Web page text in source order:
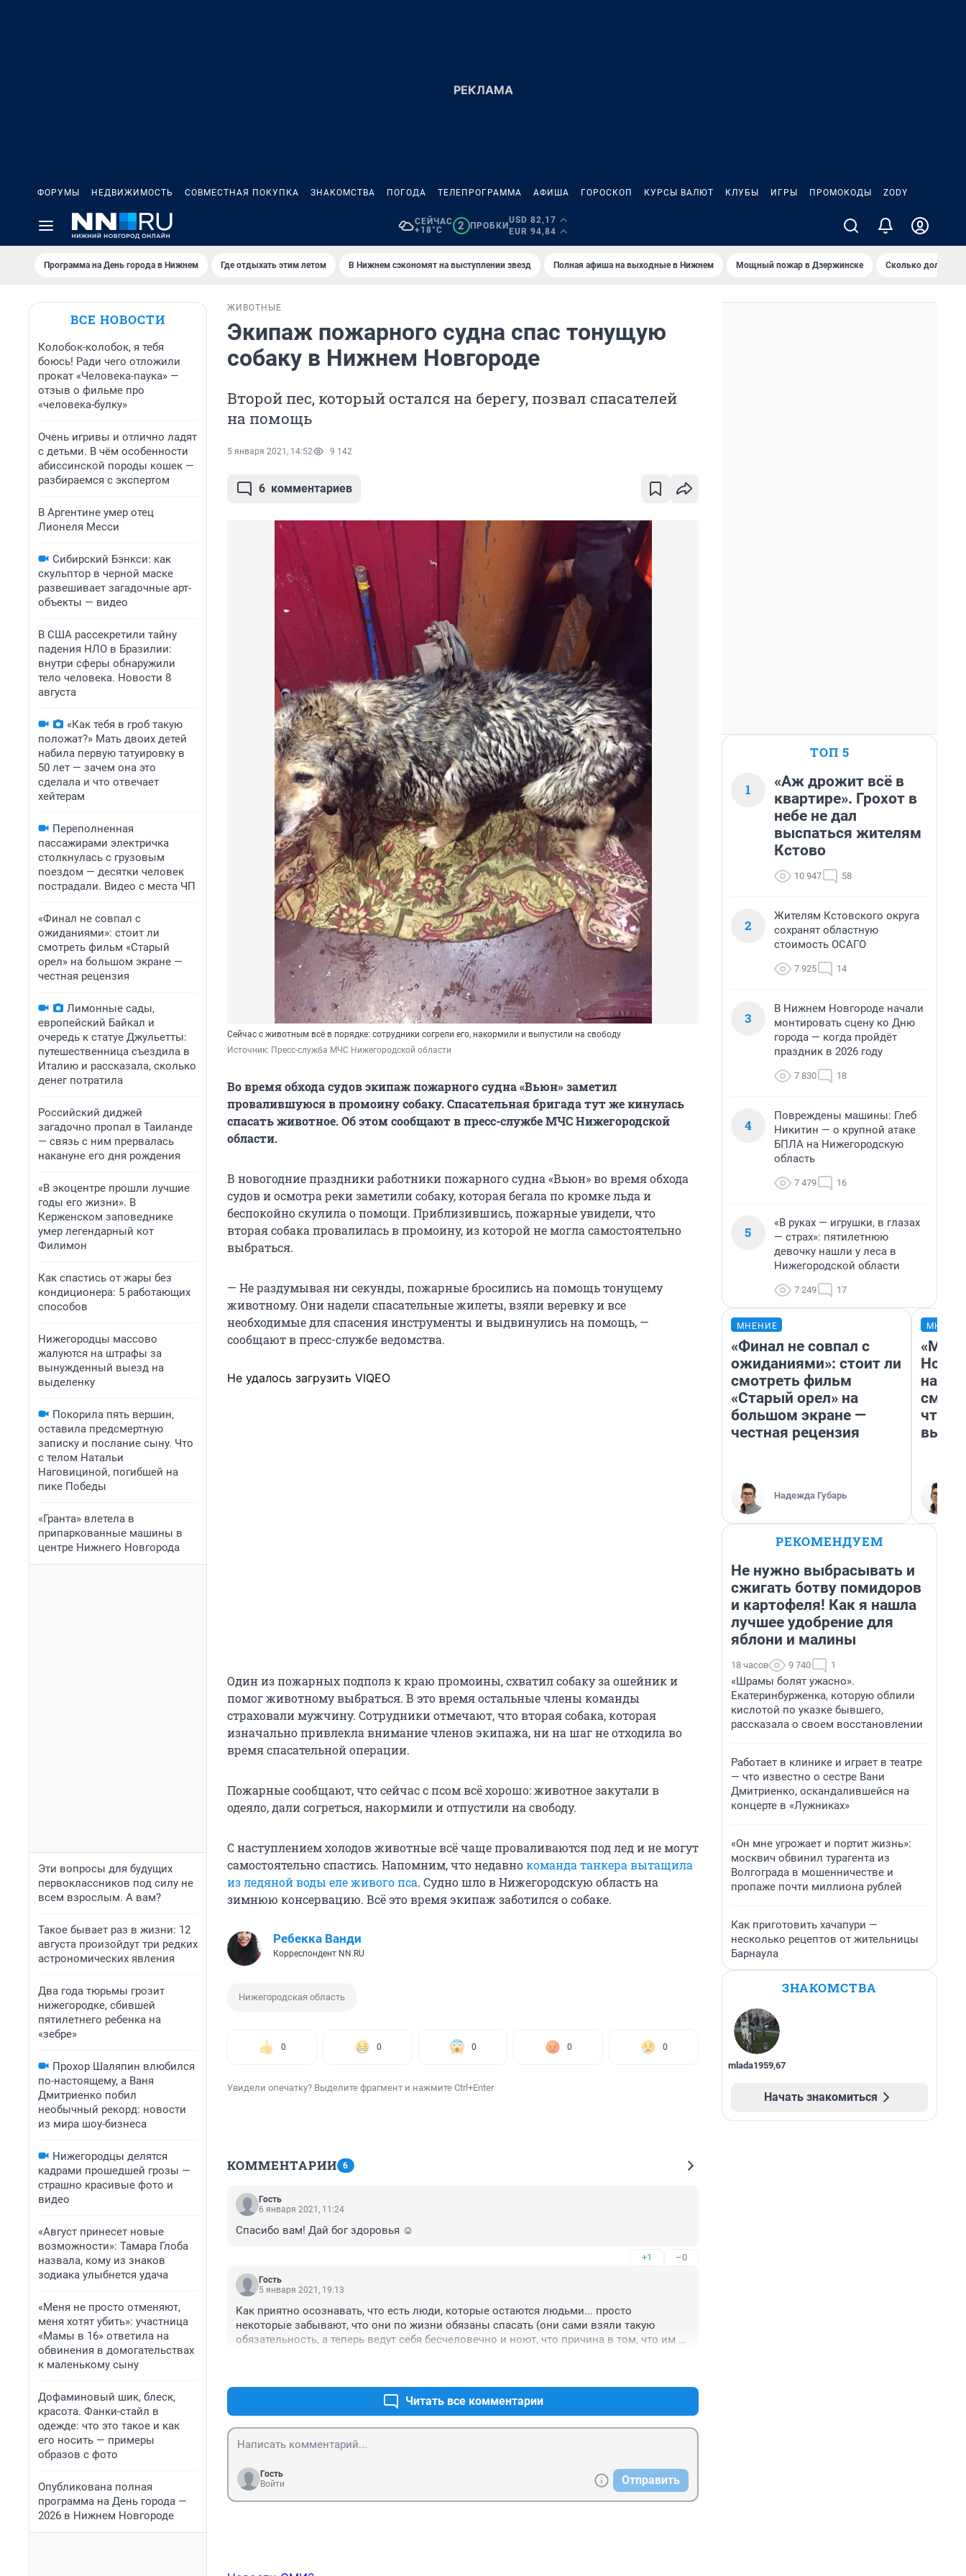
ФОРУМЫ НЕДВИЖИМОСТЬ СОВМЕСТНАЯ ПОКУПКА ЗНАКОМСТВА ПОГОДА ТЕЛЕПРОГРАММА АФИША ГОРОСКОП КУРСЫ ВАЛЮТ КЛУБЫ ИГРЫ ПРОМОКОДЫ ZODY
СЕЙЧАС
+18°C
2 ПРОБКИ
USD 82,17
EUR 94,84
Программа на День города в Нижнем Где отдыхать этим летом В Нижнем сэкономят на выступлении звезд Полная афиша на выходные в Нижнем Мощный пожар в Дзержинске Сколько должен
ВСЕ НОВОСТИ
Колобок-колобок, я тебя
боюсь! Ради чего отложили
прокат «Человека-паука» —
отзыв о фильме про
«человека-булку»
Очень игривы и отлично ладят
с детьми. В чём особенности
абиссинской породы кошек —
разбираемся с экспертом
В Аргентине умер отец
Лионеля Месси
Сибирский Бэнкси: как
скульптор в черной маске
развешивает загадочные арт-
объекты — видео
В США рассекретили тайну
падения НЛО в Бразилии:
внутри сферы обнаружили
тело человека. Новости 8
августа
«Как тебя в гроб такую
положат?» Мать двоих детей
набила первую татуировку в
50 лет — зачем она это
сделала и что отвечает
хейтерам
Переполненная
пассажирами электричка
столкнулась с грузовым
поездом — десятки человек
пострадали. Видео с места ЧП
«Финал не совпал с
ожиданиями»: стоит ли
смотреть фильм «Старый
орел» на большом экране —
честная рецензия
Лимонные сады,
европейский Байкал и
очередь к статуе Джульетты:
путешественница съездила в
Италию и рассказала, сколько
денег потратила
Российский диджей
загадочно пропал в Таиланде
— связь с ним прервалась
накануне его дня рождения
«В экоцентре прошли лучшие
годы его жизни». В
Керженском заповеднике
умер легендарный кот
Филимон
Как спастись от жары без
кондиционера: 5 работающих
способов
Нижегородцы массово
жалуются на штрафы за
вынужденный выезд на
выделенку
Покорила пять вершин,
оставила предсмертную
записку и послание сыну. Что
с телом Натальи
Наговициной, погибшей на
пике Победы
«Гранта» влетела в
припаркованные машины в
центре Нижнего Новгорода
Эти вопросы для будущих
первоклассников под силу не
всем взрослым. А вам?
Такое бывает раз в жизни: 12
августа произойдут три редких
астрономических явления
Два года тюрьмы грозит
нижегородке, сбившей
пятилетнего ребенка на
«зебре»
Прохор Шаляпин влюбился
по-настоящему, а Ваня
Дмитриенко побил
необычный рекорд: новости
из мира шоу-бизнеса
Нижегородцы делятся
кадрами прошедшей грозы —
страшно красивые фото и
видео
«Август принесет новые
возможности»: Тамара Глоба
назвала, кому из знаков
зодиака улыбнется удача
«Меня не просто отменяют,
меня хотят убить»: участница
«Мамы в 16» ответила на
обвинения в домогательствах
к маленькому сыну
Дофаминовый шик, блеск,
красота. Фанки-стайл в
одежде: что это такое и как
его носить — примеры
образов с фото
Опубликована полная
программа на День города —
2026 в Нижнем Новгороде
ЖИВОТНЫЕ
Экипаж пожарного судна спас тонущую
собаку в Нижнем Новгороде
Второй пес, который остался на берегу, позвал спасателей
на помощь
5 января 2021, 14:52 9 142
6 комментариев
Сейчас с животным всё в порядке: сотрудники согрели его, накормили и выпустили на свободу
Источник: Пресс-служба МЧС Нижегородской области
Во время обхода судов экипаж пожарного судна «Вьюн» заметил
провалившуюся в промоину собаку. Спасательная бригада тут же кинулась
спасать животное. Об этом сообщают в пресс-службе МЧС Нижегородской
области.
В новогодние праздники работники пожарного судна «Вьюн» во время обхода
судов и осмотра реки заметили собаку, которая бегала по кромке льда и
беспокойно скулила о помощи. Приблизившись, пожарные увидели, что
вторая собака провалилась в промоину, из которой не могла самостоятельно
выбраться.
— Не раздумывая ни секунды, пожарные бросились на помощь тонущему
животному. Они надели спасательные жилеты, взяли веревку и все
необходимые для спасения инструменты и выдвинулись на помощь, —
сообщают в пресс-службе ведомства.
Не удалось загрузить VIQEO
Один из пожарных подполз к краю промоины, схватил собаку за ошейник и
помог животному выбраться. В это время остальные члены команды
страховали мужчину. Сотрудники отмечают, что вторая собака, которая
изначально привлекла внимание членов экипажа, ни на шаг не отходила во
время спасательной операции.
Пожарные сообщают, что сейчас с псом всё хорошо: животное закутали в
одеяло, дали согреться, накормили и отпустили на свободу.
С наступлением холодов животные всё чаще проваливаются под лед и не могут
самостоятельно спастись. Напомним, что недавнокоманда танкера вытащила
из ледяной воды еле живого пса. Судно шло в Нижегородскую область на
зимнюю консервацию. Всё это время экипаж заботился о собаке.
Ребекка Ванди
​Корреспондент NN.RU
Нижегородская область
0 0 0 0 0
Увидели опечатку? Выделите фрагмент и нажмите Ctrl+Enter
КОММЕНТАРИИ 6
Гость
6 января 2021, 11:24
Спасибо вам! Дай бог здоровья ☺️
+1 –0
Гость
5 января 2021, 19:13
Как приятно осознавать, что есть люди, которые остаются людьми... просто
некоторые забывают, что они по жизни обязаны спасать (они сами взяли такую
обязательность, а теперь ведут себя бесчеловечно и ноют, что причина в том, что им
Читать все комментарии
Гость
Войти
Отправить
ТОП 5
1
«Аж дрожит всё в
квартире». Грохот в
небе не дал
выспаться жителям
Кстово
10 947 58
2
Жителям Кстовского округа
сохранят областную
стоимость ОСАГО
7 925 14
3
В Нижнем Новгороде начали
монтировать сцену ко Дню
города — когда пройдёт
праздник в 2026 году
7 830 18
4
Повреждены машины: Глеб
Никитин — о крупной атаке
БПЛА на Нижегородскую
область
7 479 16
5
«В руках — игрушки, в глазах
— страх»: пятилетнюю
девочку нашли у леса в
Нижегородской области
7 249 17
МНЕНИЕ
«Финал не совпал с
ожиданиями»: стоит ли
смотреть фильм
«Старый орел» на
большом экране —
честная рецензия
Надежда Губарь
«Мы
РЕКОМЕНДУЕМ
Не нужно выбрасывать и
сжигать ботву помидоров
и картофеля! Как я нашла
лучшее удобрение для
яблони и малины
18 часов 9 740 1
«Шрамы болят ужасно».
Екатеринбурженка, которую облили
кислотой по указке бывшего,
рассказала о своем восстановлении
Работает в клинике и играет в театре
— что известно о сестре Вани
Дмитриенко, оскандалившейся на
концерте в «Лужниках»
«Он мне угрожает и портит жизнь»:
москвич обвинил турагента из
Волгограда в мошенничестве и
пропаже почти миллиона рублей
Как приготовить хачапури —
несколько рецептов от жительницы
Барнаула
ЗНАКОМСТВА
mlada1959,67
Начать знакомиться